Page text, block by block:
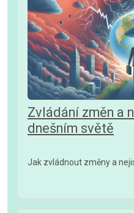
Zvládání změn a
dnešním světě
Jak zvládnout změny a